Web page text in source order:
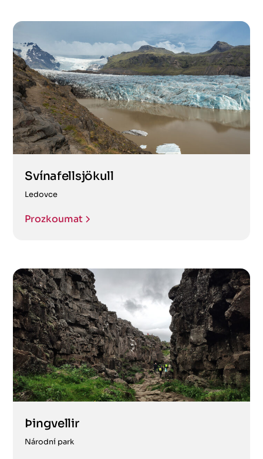
Svínafellsjökull
Ledovce
Prozkoumat
Þingvellir
Národní park